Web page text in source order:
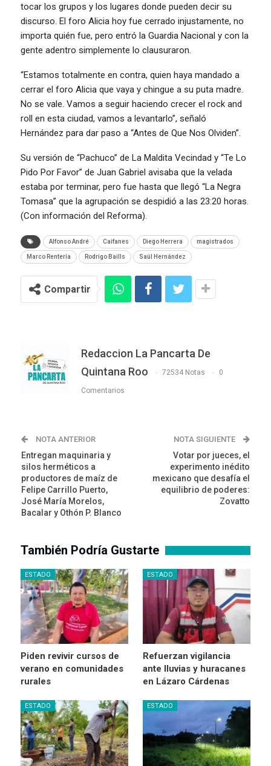
tocar los grupos y los lugares donde pueden decir su
discurso. El foro Alicia hoy fue cerrado injustamente, no
importa quién fue, pero entró la Guardia Nacional y con la
gente adentro simplemente lo clausuraron.
“Estamos totalmente en contra, quien haya mandado a
cerrar el foro Alicia que vaya y chingue a su puta madre.
No se vale. Vamos a seguir haciendo crecer el rock and
roll en esta ciudad, vamos a levantarlo”, señaló
Hernández para dar paso a “Antes de Que Nos Olviden”.
Su versión de “Pachuco” de La Maldita Vecindad y “Te Lo
Pido Por Favor” de Juan Gabriel avisaba que la velada
estaba por terminar, pero fue hasta que llegó “La Negra
Tomasa” que la agrupación se despidió a las 23:20 horas.
(Con información del Reforma).
Alfonso André Caifanes Diego Herrera magistrados
Marco Rentería Rodrigo Baills Saúl Hernández
Compartir
Redaccion La Pancarta De
Quintana Roo
72534 Notas 0
Comentarios
NOTA ANTERIOR
Entregan maquinaria y
silos herméticos a
productores de maíz de
Felipe Carrillo Puerto,
José María Morelos,
Bacalar y Othón P. Blanco
NOTA SIGUIENTE
Votar por jueces, el
experimento inédito
mexicano que desafía el
equilibrio de poderes:
Zovatto
También Podría Gustarte
ESTADO
Piden revivir cursos de
verano en comunidades
rurales
ESTADO
Refuerzan vigilancia
ante lluvias y huracanes
en Lázaro Cárdenas
ESTADO ESTADO